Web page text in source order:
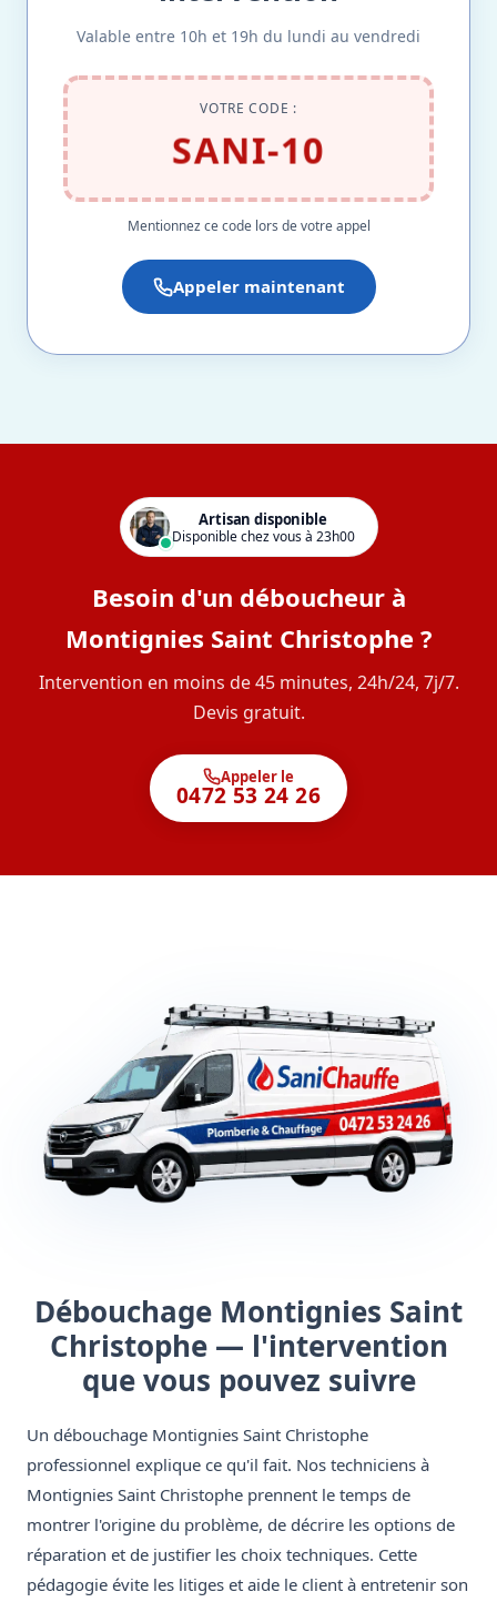
Valable entre 10h et 19h du lundi au vendredi
VOTRE CODE :
SANI-10
Mentionnez ce code lors de votre appel
Appeler maintenant
Artisan disponible
Disponible chez vous à 23h00
Besoin d'un déboucheur à
Montignies Saint Christophe ?
Intervention en moins de 45 minutes, 24h/24, 7j/7.
Devis gratuit.
Appeler le
0472 53 24 26
Débouchage Montignies Saint
Christophe — l'intervention
que vous pouvez suivre
Un débouchage Montignies Saint Christophe
professionnel explique ce qu'il fait. Nos techniciens à
Montignies Saint Christophe prennent le temps de
montrer l'origine du problème, de décrire les options de
réparation et de justifier les choix techniques. Cette
pédagogie évite les litiges et aide le client à entretenir son